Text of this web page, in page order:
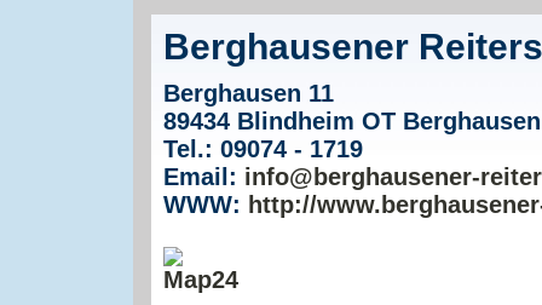
Berghausener
Berghausen 11
89434 Blindheim OT Berghausen
Tel.: 09074 - 1719
Email: info@berghausener-
WWW: http://